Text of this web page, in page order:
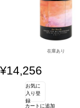
在庫あり
¥14,256
お気に
入り登
録
カートに追加